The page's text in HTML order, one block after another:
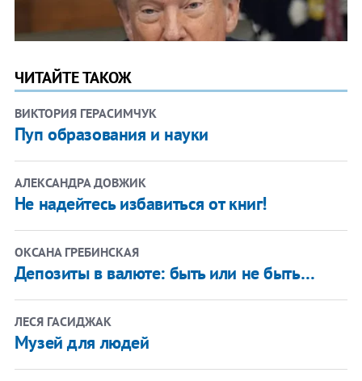
ЧИТАЙТЕ ТАКОЖ
ВИКТОРИЯ ГЕРАСИМЧУК
Пуп образования и науки
АЛЕКСАНДРА ДОВЖИК
Не надейтесь избавиться от книг!
ОКСАНА ГРЕБИНСКАЯ
Депозиты в валюте: быть или не быть…
ЛЕСЯ ГАСИДЖАК
Музей для людей